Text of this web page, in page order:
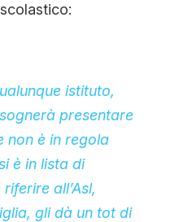
istituto,
presentare
non è in regola
è in lista di
all’Asl,
gli dà un tot di